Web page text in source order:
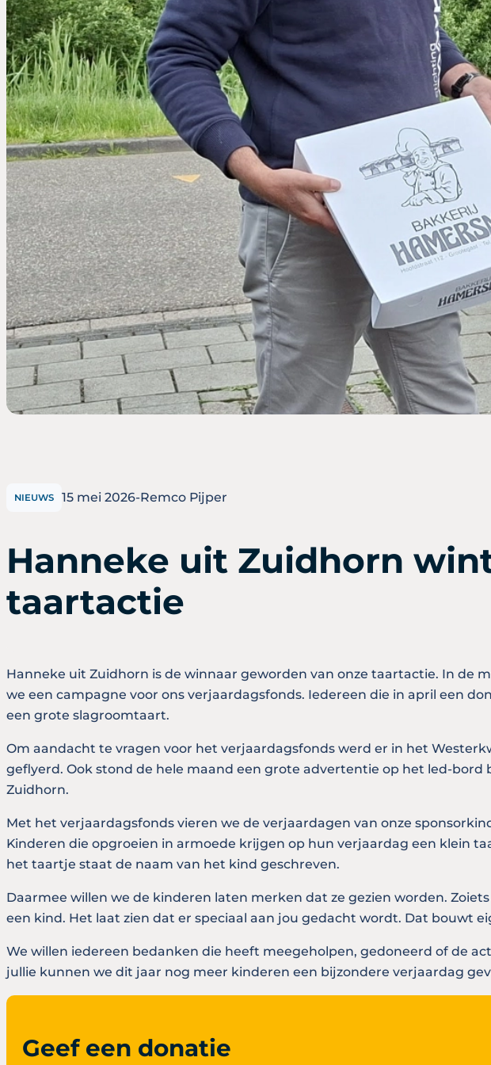
NIEUWS 15 mei 2026-Remco Pijper
Hanneke uit Zuidhorn
taartactie
Hanneke uit Zuidhorn is de winnaar geworden van onze taartactie. In de
we een campagne voor ons verjaardagsfonds. Iedereen die in april een
een grote slagroomtaart.
Om aandacht te vragen voor het verjaardagsfonds werd er in het
geflyerd. Ook stond de hele maand een grote advertentie op het led-bord
Zuidhorn.
Met het verjaardagsfonds vieren we de verjaardagen van onze
Kinderen die opgroeien in armoede krijgen op hun verjaardag een klein
het taartje staat de naam van het kind geschreven.
Daarmee willen we de kinderen laten merken dat ze gezien worden.
een kind. Het laat zien dat er speciaal aan jou gedacht wordt. Dat bouwt
We willen iedereen bedanken die heeft meegeholpen, gedoneerd of de
jullie kunnen we dit jaar nog meer kinderen een bijzondere verjaardag
Geef een donatie